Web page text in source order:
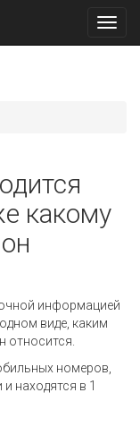
какому
информацией
виде, каким
относится.
номеров,
находятся в 1